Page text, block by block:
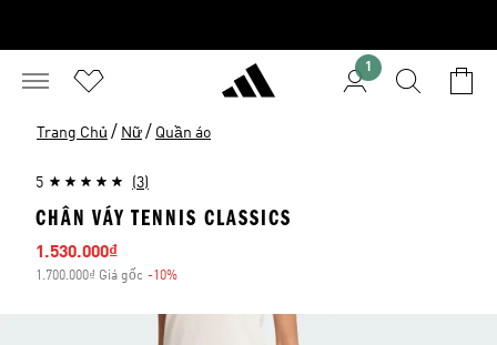
1
Trang Chủ / Nữ / Quần áo
5 (3)
CHÂN VÁY TENNIS CLASSICS
Giá bán
1.530.000₫
1.700.000₫ Giá gốc -10%